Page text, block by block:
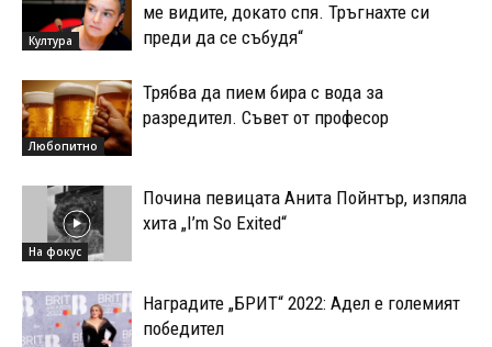
Култура
ме видите, докато спя. Тръгнахте си
преди да се събудя“
Любопитно
Трябва да пием бира с вода за
разредител. Съвет от професор
На фокус
Почина певицата Анита Пойнтър, изпяла
хита „I’m So Exited“
Наградите „БРИТ“ 2022: Адел е големият
победител